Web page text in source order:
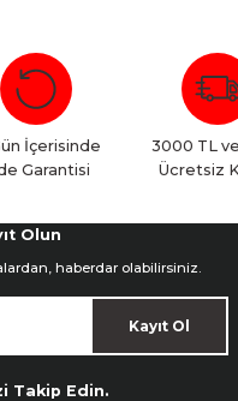
siz yapın!
İçerisinde
Garantisi
3000 TL
Ücretsiz
Olun
haberdar olabilirsiniz.
Kayıt Ol
Takip Edin.